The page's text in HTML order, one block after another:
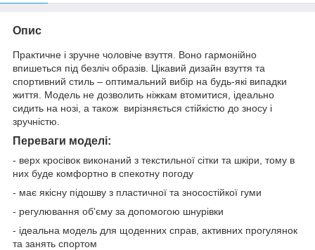
Опис
Практичне і зручне чоловіче взуття. Воно гармонійно
впишеться під безліч образів. Цікавий дизайн взуття та
спортивний стиль – оптимальний вибір на будь-які випадки
життя. Модель не дозволить ніжкам втомитися, ідеально
сидить на нозі, а також вирізняється стійкістю до зносу і
зручністю.
Переваги моделі:
- верх кросівок виконаний з текстильної сітки та шкіри, тому в
них буде комфортно в спекотну погоду
- має якісну підошву з пластичної та зносостійкої гуми
- регулювання об'єму за допомогою шнурівки
- ідеальна модель для щоденних справ, активних прогулянок
та занять спортом